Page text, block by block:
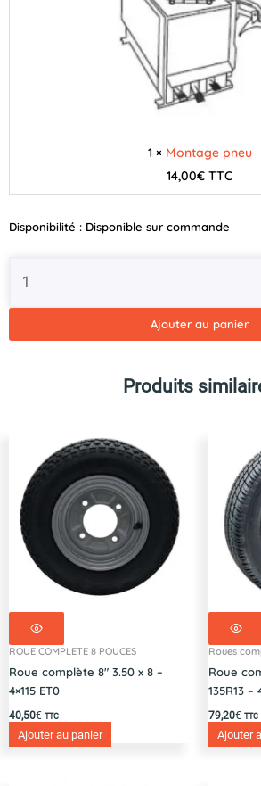
1 × Montage pneu
14,00€ TTC
Disponibilité : Disponible sur commande
Ajouter au panier
Produits
ROUE COMPLETE 8 POUCES
Roue complète 8″ 3.50 x 8 –
4×115 ET0
40,50€ TTC
Ajouter au panier
Roues
Roue
135R13 –
79,20€ TTC
Ajouter